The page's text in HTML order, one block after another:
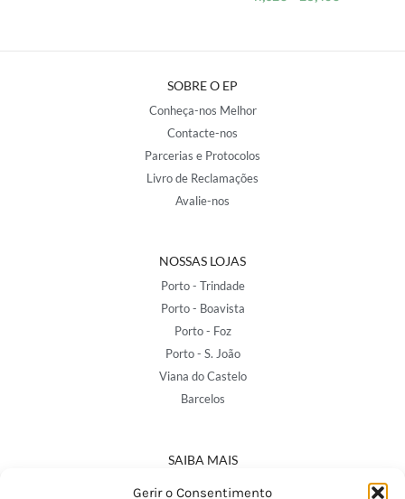
Gerir o Consentimento
SOBRE O EP
Conheça-nos Melhor
Contacte-nos
Parcerias e Protocolos
Livro de Reclamações
Avalie-nos
NOSSAS LOJAS
Porto - Trindade
Porto - Boavista
Porto - Foz
Porto - S. João
Viana do Castelo
Barcelos
SAIBA MAIS
Política de Privacidade